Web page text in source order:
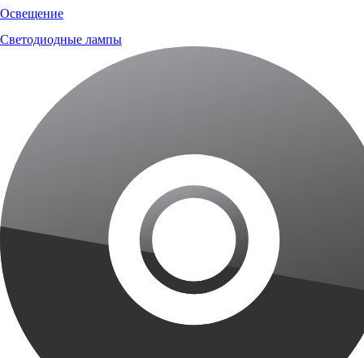
Освещение
Светодиодные лампы